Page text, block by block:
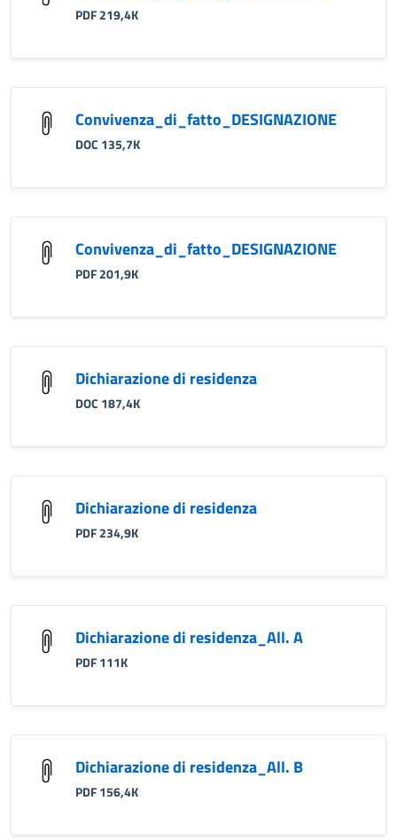
PDF 219,4K
Convivenza_di_fatto_DESIGNAZIONE
DOC 135,7K
Convivenza_di_fatto_DESIGNAZIONE
PDF 201,9K
Dichiarazione di residenza
DOC 187,4K
Dichiarazione di residenza
PDF 234,9K
Dichiarazione di residenza_All. A
PDF 111K
Dichiarazione di residenza_All. B
PDF 156,4K